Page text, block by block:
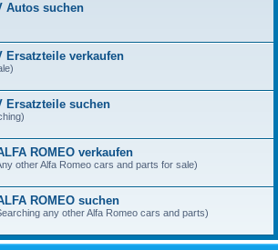
Autos suchen
Ersatzteile verkaufen
Ersatzteile suchen
ROMEO verkaufen
other Alfa Romeo cars and parts for sale)
ROMEO suchen
any other Alfa Romeo cars and parts)